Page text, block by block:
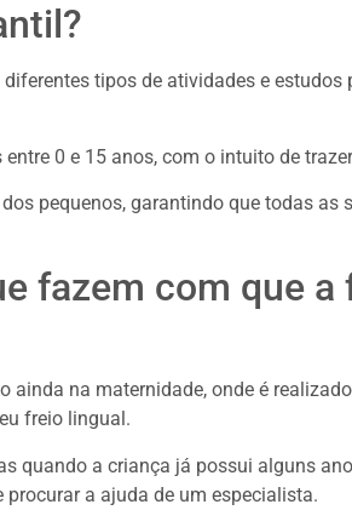
tipos de atividades e
0 e 15 anos, com o intuito de
pequenos, garantindo que todas
fazem com que
na maternidade, onde é
freio lingual.
quando a criança já possui alguns
a ajuda de um especialista.